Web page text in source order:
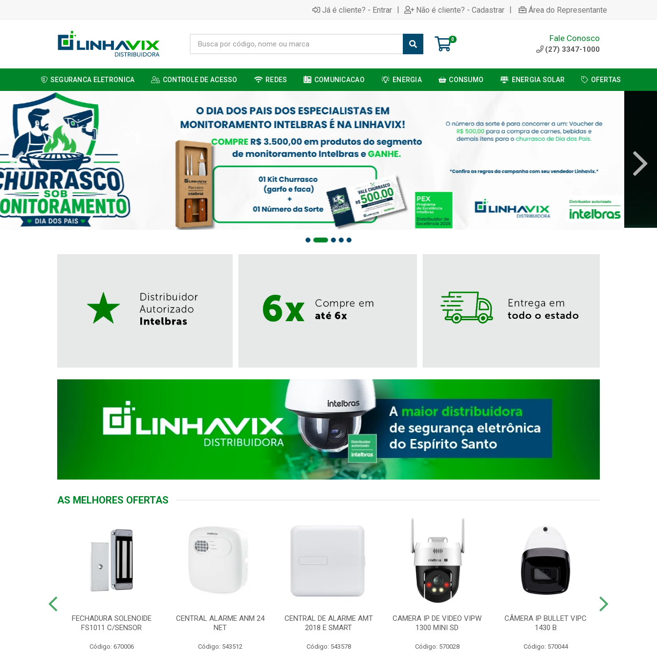
Já é cliente? - Entrar | Não é cliente? - Cadastrar | Área do Representante
0 Fale Conosco
(27) 3347-1000
SEGURANCA ELETRONICA CONTROLE DE ACESSO REDES COMUNICACAO ENERGIA CONSUMO ENERGIA SOLAR OFERTAS
AS MELHORES OFERTAS
FECHADURA SOLENOIDE
FS1011 C/SENSOR
Código: 670006
CENTRAL ALARME ANM 24
NET
Código: 543512
CENTRAL DE ALARME AMT
2018 E SMART
Código: 543578
CAMERA IP DE VIDEO VIPW
1300 MINI SD
Código: 570028
CÂMERA IP BULLET VIPC
1430 B
Código: 570044